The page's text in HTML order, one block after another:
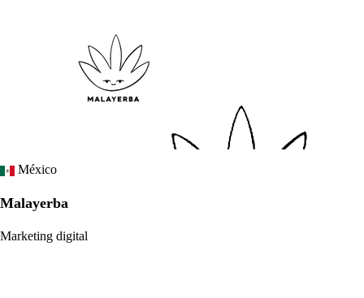
México
Malayerba
Marketing digital